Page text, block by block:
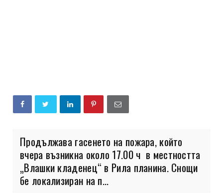
Продължава гасенето на пожара, който
вчера възникна около 17.00 ч в местността
„Влашки кладенец“ в Рила планина. Снощи
бе локализиран на п...